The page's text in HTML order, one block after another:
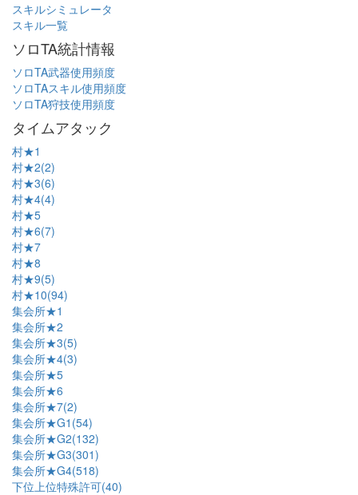
スキルシミュレータ
スキル一覧
ソロTA統計情報
ソロTA武器使用頻度
ソロTAスキル使用頻度
ソロTA狩技使用頻度
タイムアタック
村★1
村★2(2)
村★3(6)
村★4(4)
村★5
村★6(7)
村★7
村★8
村★9(5)
村★10(94)
集会所★1
集会所★2
集会所★3(5)
集会所★4(3)
集会所★5
集会所★6
集会所★7(2)
集会所★G1(54)
集会所★G2(132)
集会所★G3(301)
集会所★G4(518)
下位上位特殊許可(40)